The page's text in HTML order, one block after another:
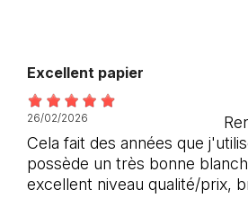
Excellent papier
26/02/2026
Cela fait des années que
possède un très bonne
excellent niveau qualité/prix,